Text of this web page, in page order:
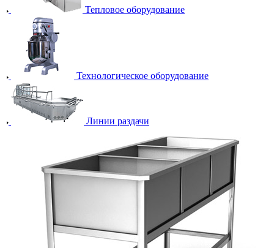
Тепловое оборудование
Технологическое оборудование
Линии раздачи